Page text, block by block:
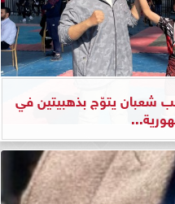
شعبان يتوّج بذهبيتين في